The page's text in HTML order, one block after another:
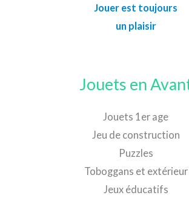
Jouer est toujours
un plaisir
Jouets en
Jouets 1er age
Jeu de construction
Puzzles
Toboggans et extérieur
Jeux éducatifs